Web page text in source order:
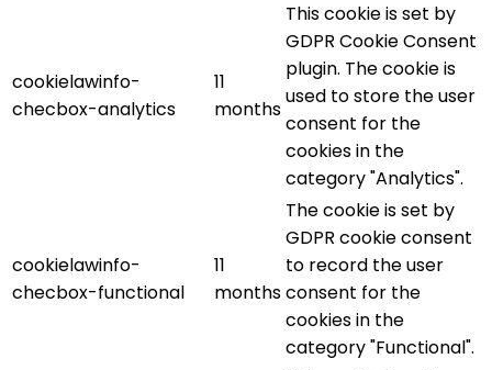
cookielawinfo-
checbox-analytics
11
months
This cookie is set by
GDPR Cookie Consent
plugin. The cookie is
used to store the user
consent for the
cookies in the
category "Analytics".
cookielawinfo-
checbox-functional
11
months
The cookie is set by
GDPR cookie consent
to record the user
consent for the
cookies in the
category "Functional".